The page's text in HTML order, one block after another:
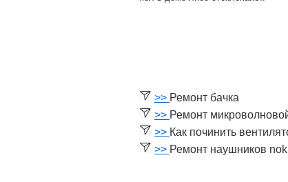
>> Ремонт бачка
>> Ремонт
>> Как починить
>> Ремонт наушников